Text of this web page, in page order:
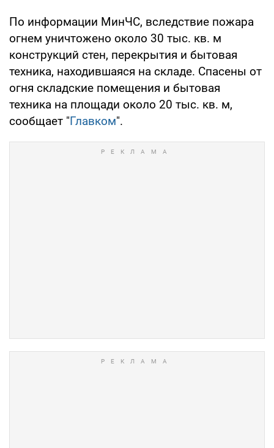
По информации МинЧС, вследствие пожара
огнем уничтожено около 30 тыс. кв. м
конструкций стен, перекрытия и бытовая
техника, находившаяся на складе. Спасены от
огня складские помещения и бытовая
техника на площади около 20 тыс. кв. м,
сообщает "Главком".